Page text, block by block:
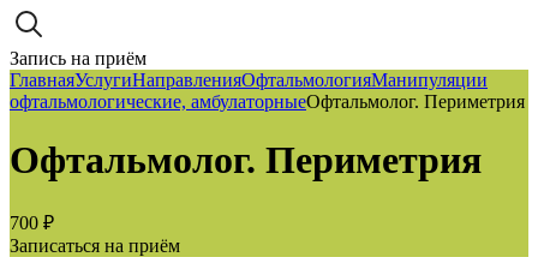
Запись на приём
ГлавнаяУслугиНаправленияОфтальмологияМанипуляции
офтальмологические, амбулаторныеОфтальмолог. Периметрия
Офтальмолог. Периметрия
700 ₽
Записаться на приём